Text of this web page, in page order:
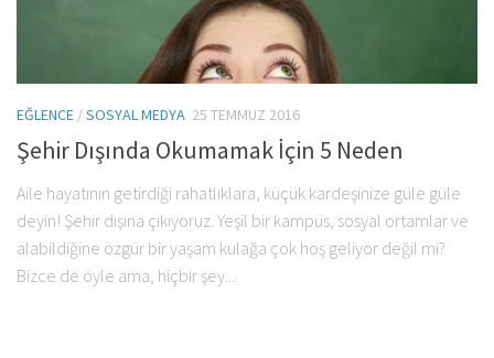
EĞLENCE /SOSYAL MEDYA 25 TEMMUZ 2016
Şehir Dışında Okumamak İçin 5 Neden
Aile hayatının getirdiği rahatlıklara, küçük kardeşinize güle güle
deyin! Şehir dışına çıkıyoruz. Yeşil bir kampüs, sosyal ortamlar ve
alabildiğine özgür bir yaşam kulağa çok hoş geliyor değil mi?
Bizce de öyle ama, hiçbir şey...